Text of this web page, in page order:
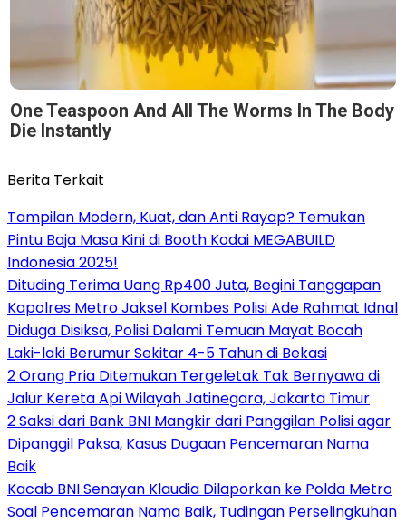
One Teaspoon And All The Worms In The Body
Die Instantly
Berita Terkait
Tampilan Modern, Kuat, dan Anti Rayap? Temukan
Pintu Baja Masa Kini di Booth Kodai MEGABUILD
Indonesia 2025!
Dituding Terima Uang Rp400 Juta, Begini Tanggapan
Kapolres Metro Jaksel Kombes Polisi Ade Rahmat Idnal
Diduga Disiksa, Polisi Dalami Temuan Mayat Bocah
Laki-laki Berumur Sekitar 4-5 Tahun di Bekasi
2 Orang Pria Ditemukan Tergeletak Tak Bernyawa di
Jalur Kereta Api Wilayah Jatinegara, Jakarta Timur
2 Saksi dari Bank BNI Mangkir dari Panggilan Polisi agar
Dipanggil Paksa, Kasus Dugaan Pencemaran Nama
Baik
Kacab BNI Senayan Klaudia Dilaporkan ke Polda Metro
Soal Pencemaran Nama Baik, Tudingan Perselingkuhan